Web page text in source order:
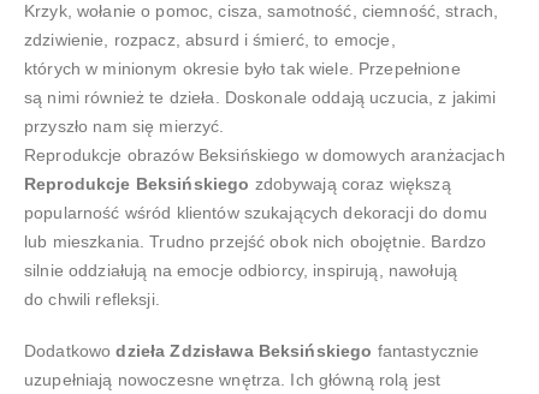
Krzyk, wołanie o pomoc, cisza, samotność, ciemność, strach,
zdziwienie, rozpacz, absurd i śmierć, to emocje,
których w minionym okresie było tak wiele. Przepełnione
są nimi również te dzieła. Doskonale oddają uczucia, z jakimi
przyszło nam się mierzyć.
Reprodukcje obrazów Beksińskiego w domowych aranżacjach
Reprodukcje Beksińskiego zdobywają coraz większą
popularność wśród klientów szukających dekoracji do domu
lub mieszkania. Trudno przejść obok nich obojętnie. Bardzo
silnie oddziałują na emocje odbiorcy, inspirują, nawołują
do chwili refleksji.
Dodatkowodzieła Zdzisława Beksińskiego fantastycznie
uzupełniają nowoczesne wnętrza. Ich główną rolą jest